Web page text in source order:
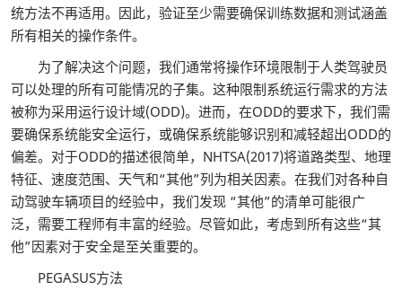
统方法不再适用。因此，验证至少需要确保训练数据和测试涵盖
所有相关的操作条件。
为了解决这个问题，我们通常将操作环境限制于人类驾驶员
可以处理的所有可能情况的子集。这种限制系统运行需求的方法
被称为采用运行设计域(ODD)。进而，在ODD的要求下，我们需
要确保系统能安全运行，或确保系统能够识别和减轻超出ODD的
偏差。对于ODD的描述很简单，NHTSA(2017)将道路类型、地理
特征、速度范围、天气和“其他”列为相关因素。在我们对各种自
动驾驶车辆项目的经验中，我们发现 “其他”的清单可能很广
泛，需要工程师有丰富的经验。尽管如此，考虑到所有这些“其
他”因素对于安全是至关重要的。
PEGASUS方法